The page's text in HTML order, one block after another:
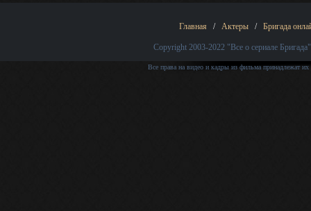
Главная / Актеры / Бригада
Copyright 2003-2022 "Все о сериале Бригада"
Все права на видео и кадры из фильма принадлежат